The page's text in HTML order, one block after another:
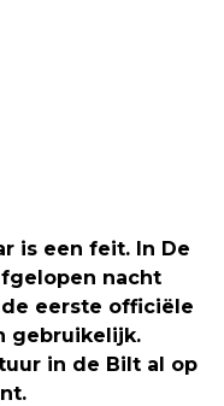
is een feit. In De
nacht
de eerste officiële
gebruikelijk.
in de Bilt al op